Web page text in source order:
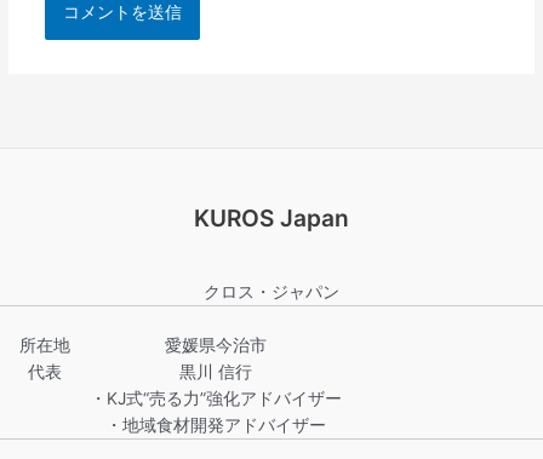
KUROS Japan
クロス・ジャパン
所在地
代表
愛媛県今治市
黒川 信行
・KJ式“売る力”強化アドバイザー
・地域食材開発アドバイザー